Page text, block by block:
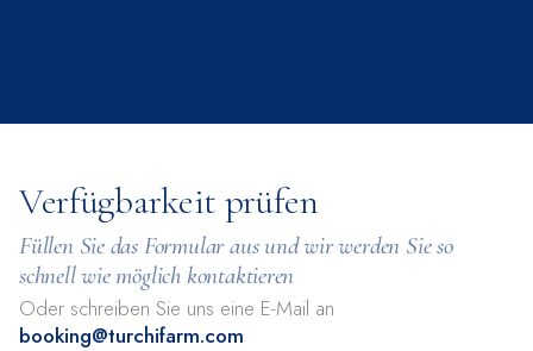
BUCHEN SIE IHREN
AUFENTHALT
Entspannte Ferien
Verfügbarkeit prüfen
Füllen Sie das Formular aus und wir werden Sie so
schnell wie möglich kontaktieren
Oder schreiben Sie uns eine E-Mail an
booking@turchifarm.com